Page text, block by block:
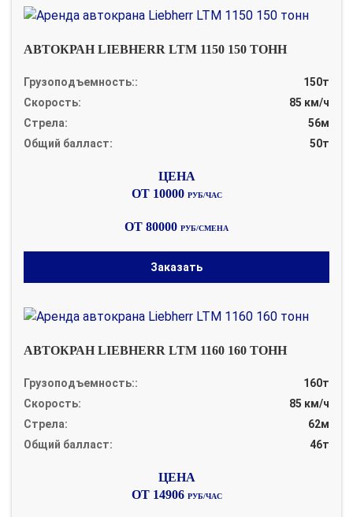
АВТОКРАН LIEBHERR LTM 1150 150 ТОНН
Грузоподъемность::
150т
Скорость:
85 км/ч
Стрела:
56м
Общий балласт:
50т
ОТ 10000 РУБ/ЧАС
ОТ 80000 РУБ/СМЕНА
Заказать
АВТОКРАН LIEBHERR LTM 1160 160 ТОНН
Грузоподъемность::
160т
Скорость:
85 км/ч
Стрела:
62м
Общий балласт:
46т
ОТ 14906 РУБ/ЧАС